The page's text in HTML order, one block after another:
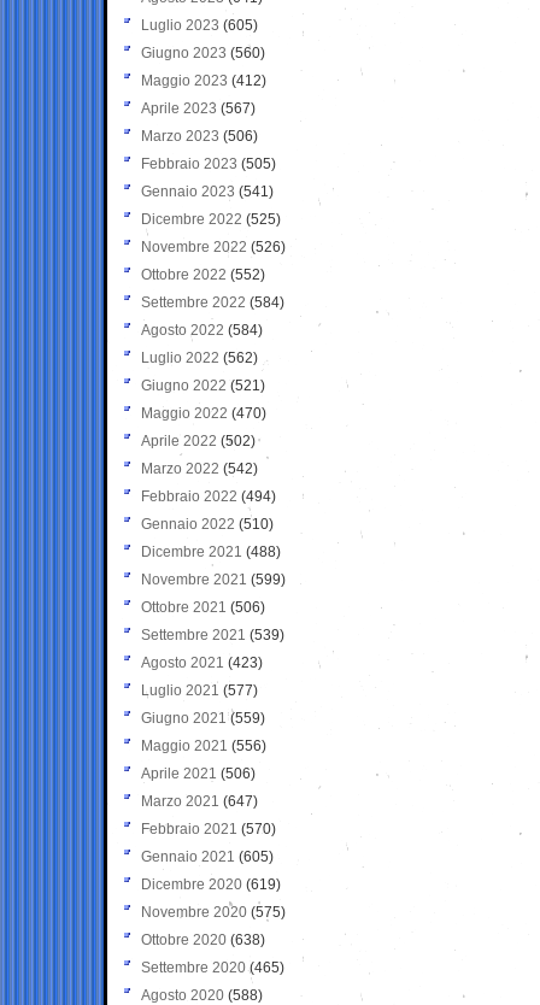
Luglio 2023 (605)
Giugno 2023 (560)
Maggio 2023 (412)
Aprile 2023 (567)
Marzo 2023 (506)
Febbraio 2023 (505)
Gennaio 2023 (541)
Dicembre 2022 (525)
Novembre 2022 (526)
Ottobre 2022 (552)
Settembre 2022 (584)
Agosto 2022 (584)
Luglio 2022 (562)
Giugno 2022 (521)
Maggio 2022 (470)
Aprile 2022 (502)
Marzo 2022 (542)
Febbraio 2022 (494)
Gennaio 2022 (510)
Dicembre 2021 (488)
Novembre 2021 (599)
Ottobre 2021 (506)
Settembre 2021 (539)
Agosto 2021 (423)
Luglio 2021 (577)
Giugno 2021(559)
Maggio 2021 (556)
Aprile 2021 (506)
Marzo 2021 (647)
Febbraio 2021 (570)
Gennaio 2021 (605)
Dicembre 2020 (619)
Novembre 2020 (575)
Ottobre 2020 (638)
Settembre 2020(465)
Agosto 2020 (588)